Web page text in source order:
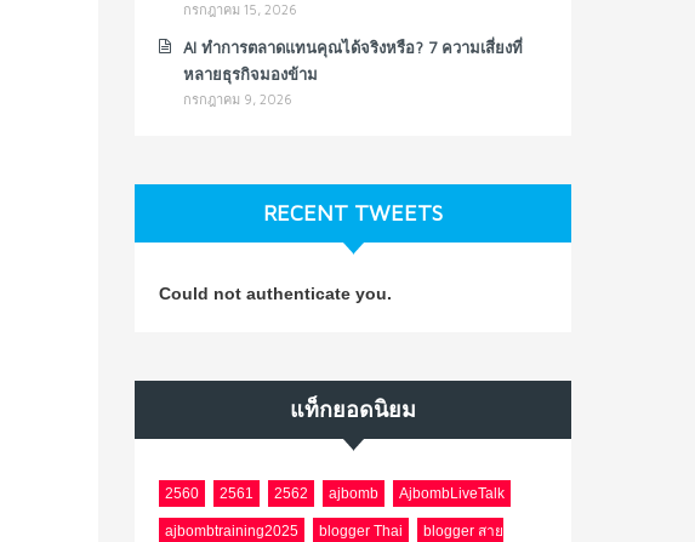
กรกฎาคม 15, 2026
AI ทำการตลาดแทนคุณได้จริงหรือ? 7 ความเสี่ยงที่
หลายธุรกิจมองข้าม
กรกฎาคม 9, 2026
RECENT TWEETS
Could not authenticate you.
แท็กยอดนิยม
2560 2561 2562 ajbomb AjbombLiveTalk
ajbombtraining2025 blogger Thai blogger สาย